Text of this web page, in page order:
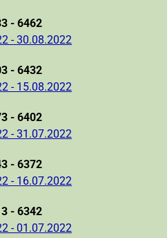
- 6462
- 30.08.2022
- 6432
- 15.08.2022
- 6402
- 31.07.2022
- 6372
- 16.07.2022
- 6342
- 01.07.2022